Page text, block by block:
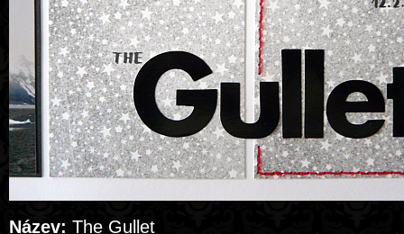
Název: The Gullet